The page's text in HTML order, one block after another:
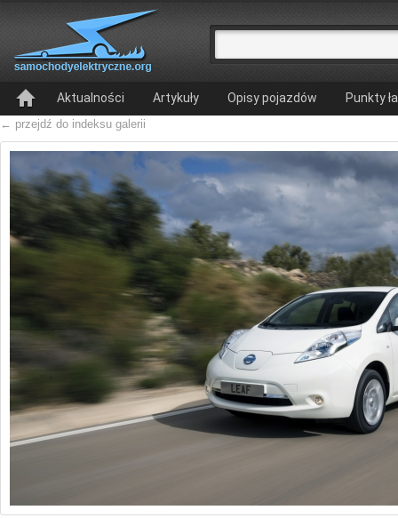
Aktualności Artykuły Opisy pojazdów Punkty
← przejdź do indeksu galerii